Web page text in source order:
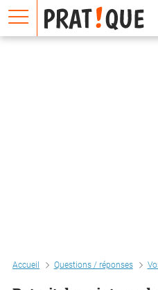
Accueil Questions / réponses
E
m
a